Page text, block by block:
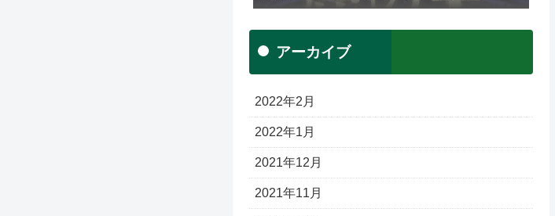
アーカイブ
2022年2月
2022年1月
2021年12月
2021年11月